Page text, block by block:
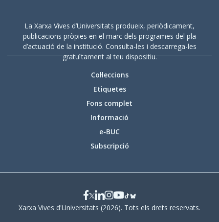
La Xarxa Vives d’Universitats produeix, periòdicament,
publicacions pròpies en el marc dels programes del pla
d’actuació de la institució. Consulta-les i descarrega-les
gratuïtament al teu dispositiu.
Col·leccions
Etiquetes
Fons complet
Informació
e-BUC
Subscripció
Xarxa Vives d'Universitats (2026). Tots els drets reservats.